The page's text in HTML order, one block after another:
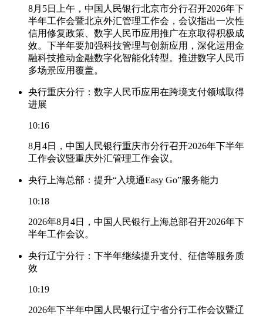
8月5日上午，中国人民银行北京市分行召开2026年下
半年工作会暨北京外汇管理工作会，会议指出一次性
信用修复政策、数字人民币应用推广在京取得积极成
效。下半年要加强科技管理与创新应用，深化运用金
融科技推动金融数字化智能化转型。推进数字人民币
多场景应用覆盖。
央行重庆分行：数字人民币应用在跨境支付领域取得
进展
10:16
8月4日，中国人民银行重庆市分行召开2026年下半年
工作会议暨重庆外汇管理工作会议。
央行上海总部：提升“入境通Easy Go”服务能力
10:18
2026年8月4日，中国人民银行上海总部召开2026年下
半年工作会议。
央行辽宁分行：下半年继续提升支付、征信等服务质
效
10:19
2026年下半年中国人民银行辽宁省分行工作会议暨辽